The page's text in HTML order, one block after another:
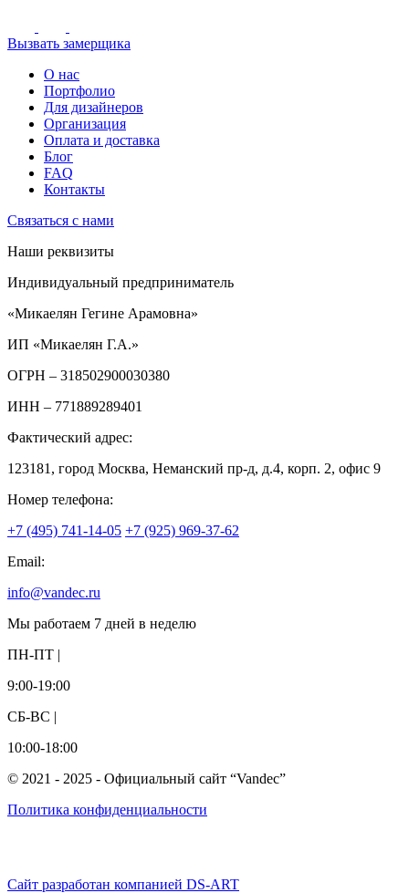
Вызвать замерщика
О нас
Портфолио
Для дизайнеров
Организация
Оплата и доставка
Блог
FAQ
Контакты
Связаться с нами
Наши реквизиты
Индивидуальный предприниматель
«Микаелян Гегине Арамовна»
ИП «Микаелян Г.А.»
ОГРН – 318502900030380
ИНН – 771889289401
Фактический адрес:
123181, город Москва, Неманский пр-д, д.4, корп. 2, офис 9
Номер телефона:
+7 (495) 741-14-05 +7 (925) 969-37-62
Email:
info@vandec.ru
Мы работаем 7 дней в неделю
ПН-ПТ |
9:00-19:00
СБ-ВС |
10:00-18:00
© 2021 - 2025 - Официальный сайт “Vandec”
Политика конфиденциальности
Сайт разработан компанией DS-ART